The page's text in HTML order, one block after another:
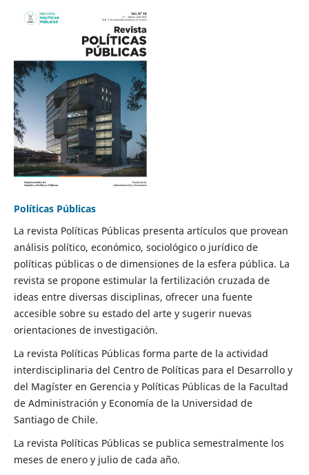
Políticas Públicas
La revista Políticas Públicas presenta artículos que provean
análisis político, económico, sociológico o jurídico de
políticas públicas o de dimensiones de la esfera pública. La
revista se propone estimular la fertilización cruzada de
ideas entre diversas disciplinas, ofrecer una fuente
accesible sobre su estado del arte y sugerir nuevas
orientaciones de investigación.
La revista Políticas Públicas forma parte de la actividad
interdisciplinaria del Centro de Políticas para el Desarrollo y
del Magíster en Gerencia y Políticas Públicas de la Facultad
de Administración y Economía de la Universidad de
Santiago de Chile.
La revista Políticas Públicas se publica semestralmente los
meses de enero y julio de cada año.